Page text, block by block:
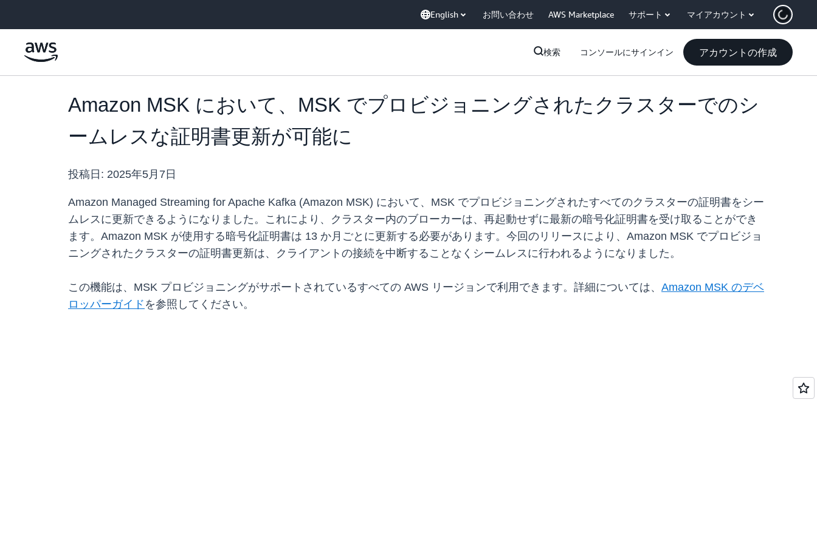
English お問い合わせ AWS Marketplace サポート マイアカウント
検索 コンソールにサインイン アカウントの作成
Amazon MSK において、MSK でプロビジョニングされたクラスターでのシ
ームレスな証明書更新が可能に
投稿日: 2025年5月7日
Amazon Managed Streaming for Apache Kafka (Amazon MSK) において、MSK でプロビジョニングされたすべてのクラスターの証明書をシー
ムレスに更新できるようになりました。これにより、クラスター内のブローカーは、再起動せずに最新の暗号化証明書を受け取ることができ
ます。Amazon MSK が使用する暗号化証明書は 13 か月ごとに更新する必要があります。今回のリリースにより、Amazon MSK でプロビジョ
ニングされたクラスターの証明書更新は、クライアントの接続を中断することなくシームレスに行われるようになりました。
この機能は、MSK プロビジョニングがサポートされているすべての AWS リージョンで利用できます。詳細については、 Amazon MSK のデベ
ロッパーガイド を参照してください。